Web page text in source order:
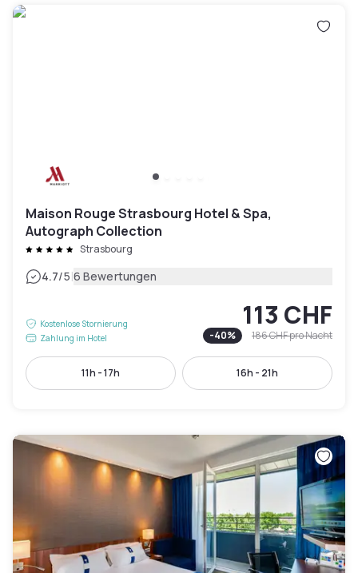
Maison Rouge Strasbourg Hotel & Spa,
Autograph Collection
Strasbourg
4.7/5|6 Bewertungen
Kostenlose Stornierung
Zahlung im Hotel
113 CHF
-40% 186 CHFpro Nacht
11h - 17h 16h - 21h